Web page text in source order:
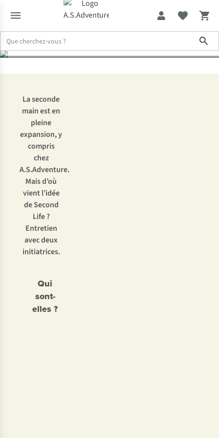
A.S.Adventure
La seconde
main est en
pleine
expansion, y
compris
chez
A.S.Adventure.
Mais d’où
vient l’idée
de Second
Life ?
Entretien
avec deux
initiatrices.
Qui
sont-
elles ?